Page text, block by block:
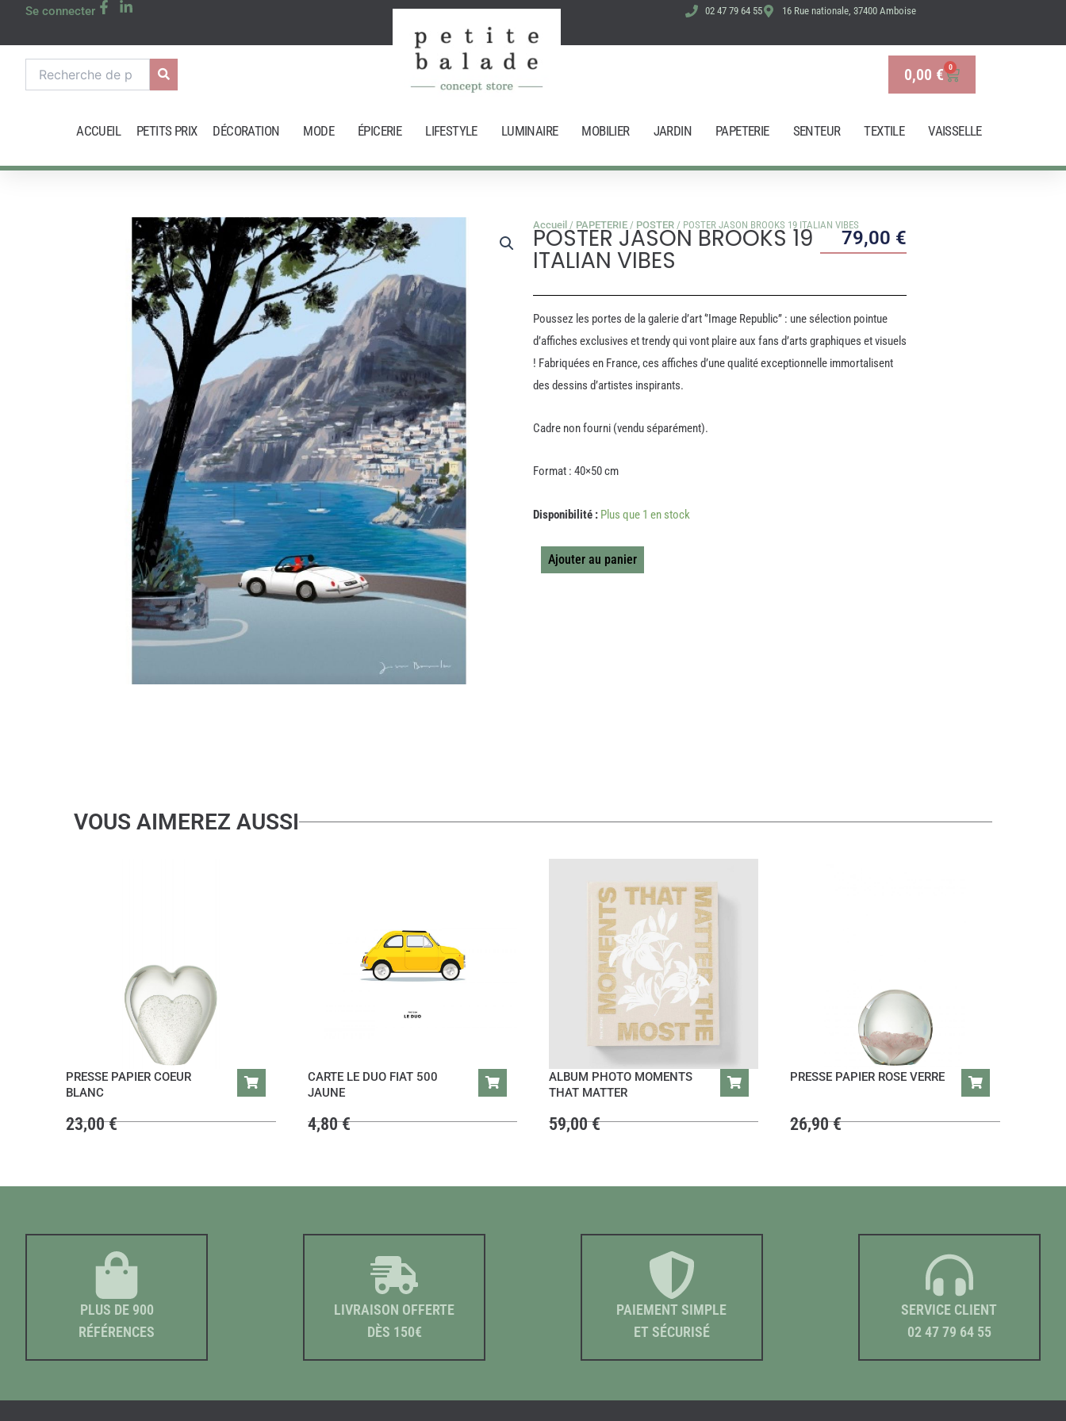
Se connecter 02 47 79 64 55 16 Rue nationale, 37400 Amboise
pour :
0,00 € 0
Panier
ACCUEIL PETITS PRIX DÉCORATION MODE ÉPICERIE LIFESTYLE LUMINAIRE MOBILIER JARDIN PAPETERIE SENTEUR TEXTILE VAISSELLE
Accueil / PAPETERIE / POSTER / POSTER JASON BROOKS 19 ITALIAN VIBES
POSTER JASON BROOKS 19
ITALIAN VIBES
79,00 €
Poussez les portes de la galerie d’art ‘’Image Republic’’ : une sélection pointue
d’affiches exclusives et trendy qui vont plaire aux fans d’arts graphiques et visuels
! Fabriquées en France, ces affiches d’une qualité exceptionnelle immortalisent
des dessins d’artistes inspirants.
Cadre non fourni (vendu séparément).
Format : 40×50 cm
Disponibilité : Plus que 1 en stock
quantité
JASON
BROOKS
Ajouter au panier
VOUS AIMEREZ AUSSI
PRESSE PAPIER COEUR
BLANC
23,00€
CARTE LE DUO FIAT 500
JAUNE
4,80€
ALBUM PHOTO MOMENTS
THAT MATTER
59,00€
PRESSE PAPIER ROSE VERRE
26,90€
PLUS DE 900
RÉFÉRENCES
LIVRAISON OFFERTE
DÈS 150€
PAIEMENT SIMPLE
ET SÉCURISÉ
SERVICE CLIENT
02 47 79 64 55
BROOKS
ITALIAN